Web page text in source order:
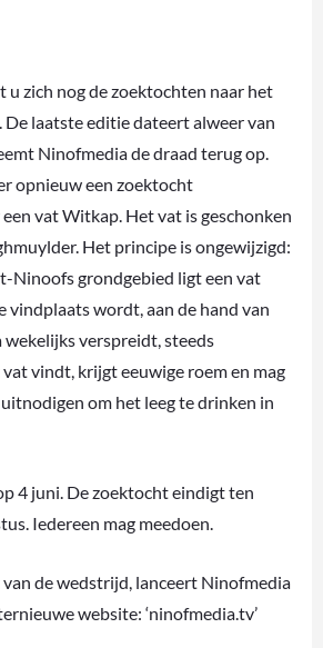
u zich nog de zoektochten naar het
laatste editie dateert alweer van
Ninofmedia de draad terug op.
opnieuw een zoektocht
vat Witkap. Het vat is geschonken
Het principe is ongewijzigd:
Ninoofs grondgebied ligt een vat
vindplaats wordt, aan de hand van
verspreidt, steeds
vindt, krijgt eeuwige roem en mag
om het leeg te drinken in
4 juni. De zoektocht eindigt ten
Iedereen mag meedoen.
de wedstrijd, lanceert Ninofmedia
website: ‘ninofmedia.tv’